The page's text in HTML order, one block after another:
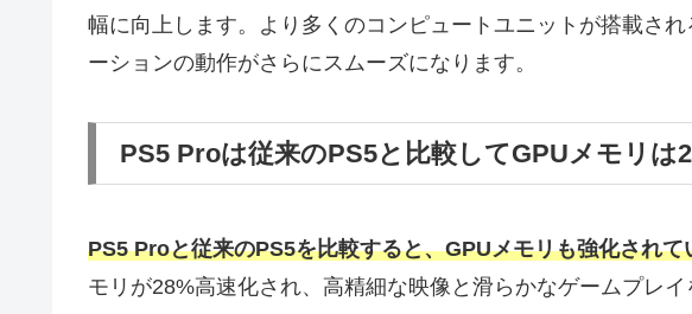
幅に向上します。より多くのコンピュートユニットが搭載さ
ーションの動作がさらにスムーズになります。
PS5 Proは従来のPS5と比較してGPUメモリは
PS5 Proと従来のPS5を比較すると、GPUメモリも強化されて
モリが28%高速化され、高精細な映像と滑らかなゲームプレ